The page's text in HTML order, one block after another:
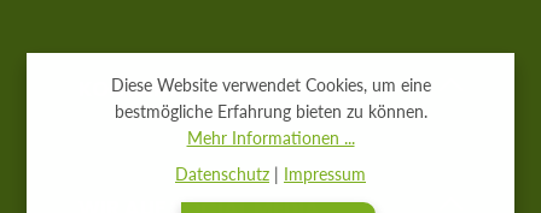
KONTAKT
Diese Website verwendet Cookies, um eine
bestmögliche Erfahrung bieten zu können.
Mehr Informationen ...
Datenschutz | Impressum